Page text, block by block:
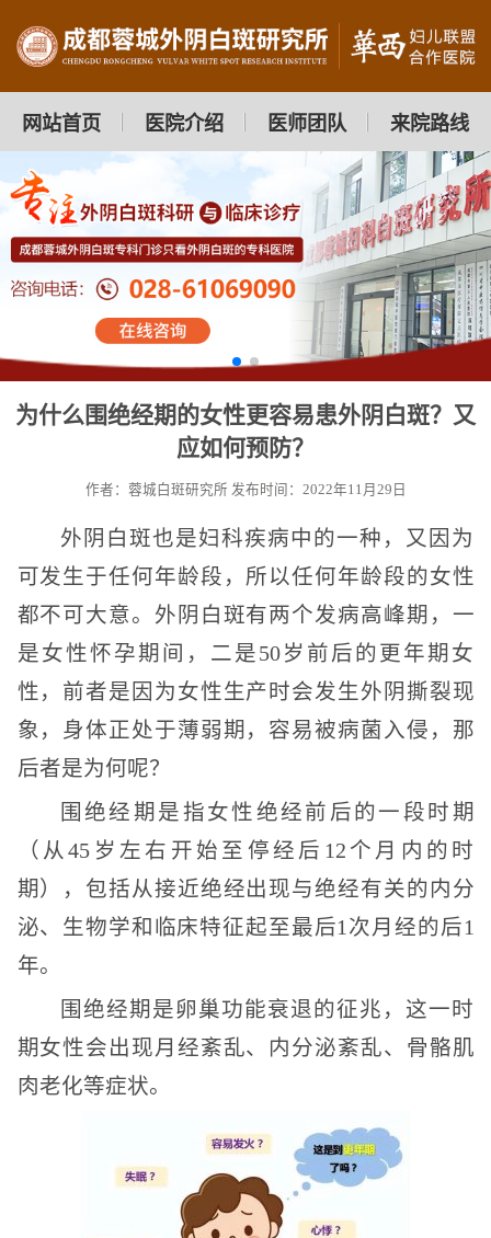
网站首页 医院介绍 医师团队 来院路线
为什么围绝经期的女性更容易患外阴白斑？又
应如何预防？
作者：蓉城白斑研究所 发布时间：2022年11月29日
外阴白斑也是妇科疾病中的一种，又因为
可发生于任何年龄段，所以任何年龄段的女性
都不可大意。外阴白斑有两个发病高峰期，一
是女性怀孕期间，二是50岁前后的更年期女
性，前者是因为女性生产时会发生外阴撕裂现
象，身体正处于薄弱期，容易被病菌入侵，那
后者是为何呢？
围绝经期是指女性绝经前后的一段时期
（从45岁左右开始至停经后12个月内的时
期），包括从接近绝经出现与绝经有关的内分
泌、生物学和临床特征起至最后1次月经的后1
年。
围绝经期是卵巢功能衰退的征兆，这一时
期女性会出现月经紊乱、内分泌紊乱、骨骼肌
肉老化等症状。